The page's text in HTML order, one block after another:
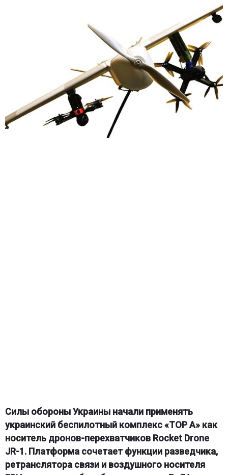
Силы обороны Украины начали применять
украинский беспилотный комплекс «ТОР А» как
носитель дронов-перехватчиков Rocket Drone
JR-1. Платформа сочетает функции разведчика,
ретранслятора связи и воздушного носителя